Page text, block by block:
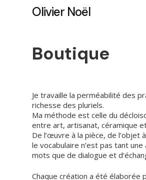
Olivier Noël
Boutique
Je travaille la perméabilité des
richesse des pluriels.
Ma méthode est celle du
entre art, artisanat, céramique
De l’œuvre à la pièce, de l’objet
le vocabulaire n’est pas tant
mots que de dialogue et
Chaque création a été élaborée